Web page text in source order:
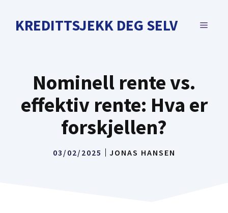
KREDITTSJEKK DEG SELV MENU
Nominell rente vs.
effektiv rente: Hva er
forskjellen?
03/02/2025 JONAS HANSEN